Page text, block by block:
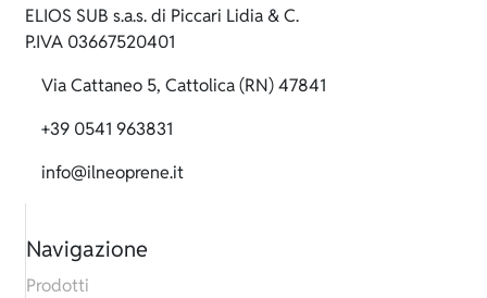
ELIOS SUB s.a.s. di Piccari Lidia & C.
P.IVA 03667520401
Via Cattaneo 5, Cattolica (RN) 47841
+39 0541 963831
info@ilneoprene.it
Navigazione
Prodotti